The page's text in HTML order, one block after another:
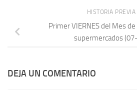
HISTORIA PREVIA
Primer VIERNES del Mes
supermercados
DEJA UN COMENTARIO